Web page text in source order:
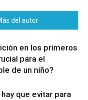
del autor
en los primeros
para el
de un niño?
que evitar para